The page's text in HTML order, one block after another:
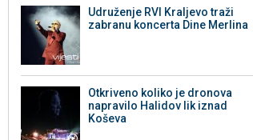
Udruženje RVI Kraljevo traži
zabranu koncerta Dine Merlina
Otkriveno koliko je dronova
napravilo Halidov lik iznad
Koševa